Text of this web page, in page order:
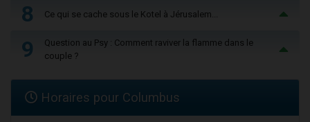
8 Ce qui se cache sous le Kotel à Jérusalem...
9
Question au Psy : Comment raviver la flamme dans le
couple ?
Horaires pour Columbus